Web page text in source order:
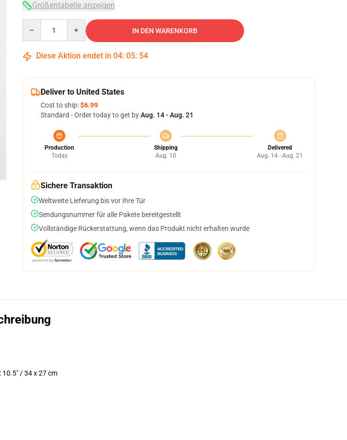
Größentabelle anzeigen
IN DEN WARENKORB
Diese Aktion endet in 04: 05: 53
Deliver to United States
Cost to ship:$6.99
Standard - Order today to get byAug. 14 - Aug. 21
Production
Today
Shipping
Aug. 10
Delivered
Aug. 14 - Aug. 21
Sichere Transaktion
Weltweite Lieferung bis vor Ihre Tür
Sendungsnummer für alle Pakete bereitgestellt
Vollständige Rückerstattung, wenn das Produkt nicht erhalten wurde
/ 34 x 27 cm